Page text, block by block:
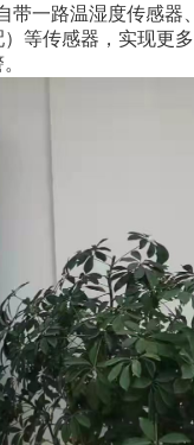
一路温湿度传感器
等传感器，实现更